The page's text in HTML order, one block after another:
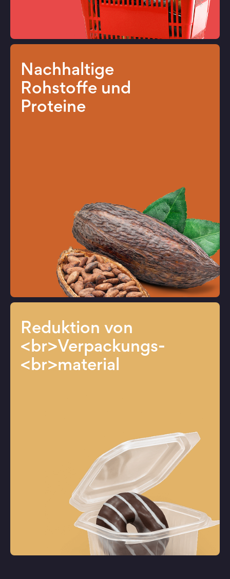
Nachhaltige
Rohstoffe und
Proteine
Reduktion von
<br>Verpackungs-
<br>material